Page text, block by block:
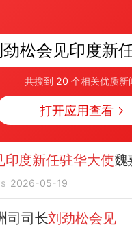
共搜到 20 个相关优质新
打开应用查看
印度新任驻华大使魏
2026-05-19
司司长刘劲松会见